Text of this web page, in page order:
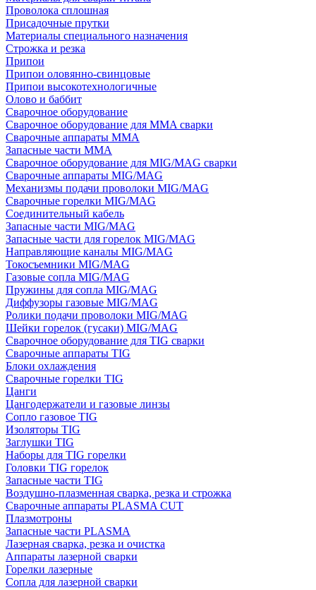
Проволока сплошная
Присадочные прутки
Материалы специального назначения
Строжка и резка
Припои
Припои оловянно-свинцовые
Припои высокотехнологичные
Олово и баббит
Сварочное оборудование
Сварочное оборудование для MMA сварки
Сварочные аппараты MMA
Запасные части MMA
Сварочное оборудование для MIG/MAG сварки
Сварочные аппараты MIG/MAG
Механизмы подачи проволоки MIG/MAG
Сварочные горелки MIG/MAG
Соединительный кабель
Запасные части MIG/MAG
Запасные части для горелок MIG/MAG
Направляющие каналы MIG/MAG
Токосъемники MIG/MAG
Газовые сопла MIG/MAG
Пружины для сопла MIG/MAG
Диффузоры газовые MIG/MAG
Ролики подачи проволоки MIG/MAG
Шейки горелок (гусаки) MIG/MAG
Сварочное оборудование для TIG сварки
Сварочные аппараты TIG
Блоки охлаждения
Сварочные горелки TIG
Цанги
Цангодержатели и газовые линзы
Сопло газовое TIG
Изоляторы TIG
Заглушки TIG
Наборы для TIG горелки
Головки TIG горелок
Запасные части TIG
Воздушно-плазменная сварка, резка и строжка
Сварочные аппараты PLASMA CUT
Плазмотроны
Запасные части PLASMA
Лазерная сварка, резка и очистка
Аппараты лазерной сварки
Горелки лазерные
Сопла для лазерной сварки